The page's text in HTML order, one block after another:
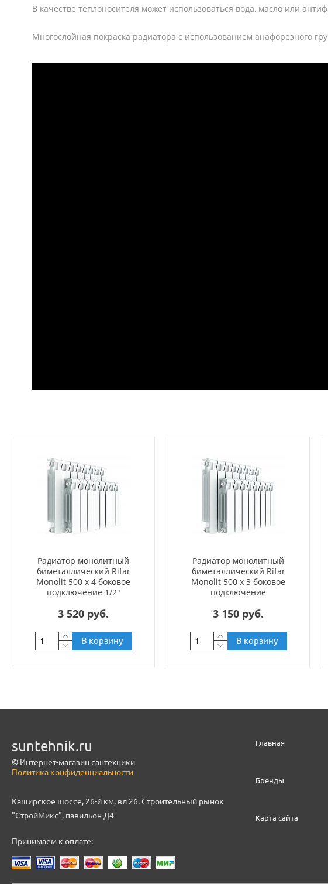
В качестве теплоносителя может использоваться вода, масло или
Многослойная покраска радиатора с использованием анафорезного
Радиатор монолитный
биметаллический Rifar
Monolit 500 x 4 боковое
подключение 1/2"
3 520 руб.
В корзину
Радиатор монолитный
биметаллический Rifar
Monolit 500 x 3 боковое
подключение
3 150 руб.
В корзину
suntehnik.ru
© Интернет-магазин сантехники
Политика конфиденциальности
Каширское шоссе, 26-й км, вл 26. Строительный рынок
"СтройМикс", павильон Д4
Принимаем к оплате:
Главная
Бренды
Карта сайта